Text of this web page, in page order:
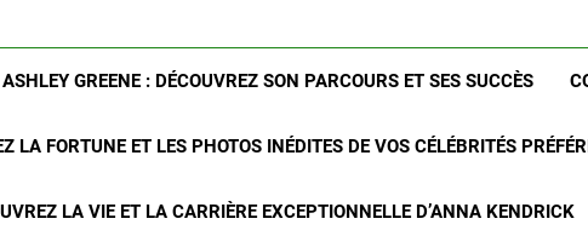
ASHLEY GREENE : DÉCOUVREZ SON PARCOURS ET SES SUCCÈS
LA FORTUNE ET LES PHOTOS INÉDITES DE VOS CÉLÉBRITÉS
LA VIE ET LA CARRIÈRE EXCEPTIONNELLE D’ANNA KENDRICK